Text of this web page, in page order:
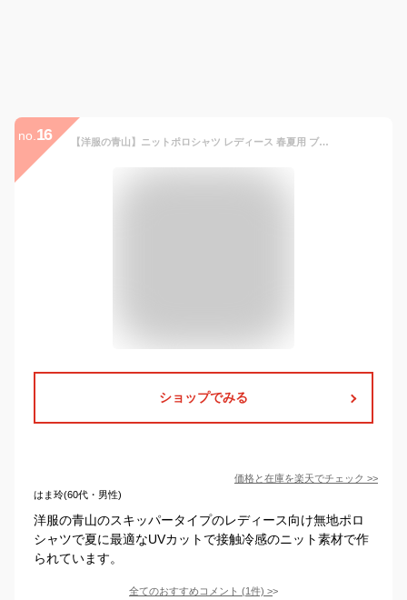
no. 16 【洋服の青山】ニットポロシャツ レディース 春夏用 ブラック ベージュ オレンジ 無地 半袖 スキッパーカラー 接触冷感 ひんやり 冷たい 洗える ウォッシャブル UVカット 紫外線対策 ビジネス ビジカジ オフィスカジュアル 仕事 トップス 黒 1枚で決まる きれいめ xyz
ショップでみる
価格と在庫を楽天でチェック >>
はま玲(60代・男性)
洋服の青山のスキッパータイプのレディース向け無地ポロ
シャツで夏に最適なUVカットで接触冷感のニット素材で作
られています。
全てのおすすめコメント (1件) >